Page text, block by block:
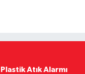
Atık Alarmı